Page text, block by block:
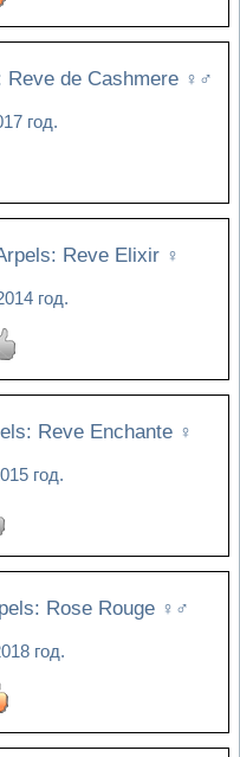
Reve de Cashmere ♀♂
год.
Reve Elixir ♀
год.
Reve Enchante ♀
год.
Rose Rouge ♀♂
год.